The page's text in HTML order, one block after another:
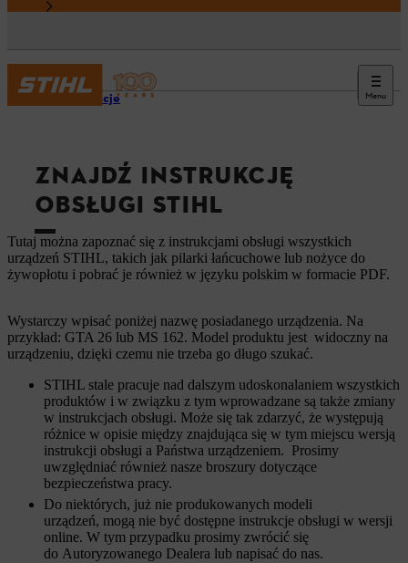
Menu
Informacje
ZNAJDŹ INSTRUKCJĘ
OBSŁUGI STIHL
Tutaj można zapoznać się z instrukcjami obsługi wszystkich
urządzeń STIHL, takich jak pilarki łańcuchowe lub nożyce do
żywopłotu i pobrać je również w języku polskim w formacie PDF.
Wystarczy wpisać poniżej nazwę posiadanego urządzenia. Na
przykład: GTA 26 lub MS 162. Model produktu jest widoczny na
urządzeniu, dzięki czemu nie trzeba go długo szukać.
STIHL stale pracuje nad dalszym udoskonalaniem wszystkich
produktów i w związku z tym wprowadzane są także zmiany
w instrukcjach obsługi. Może się tak zdarzyć, że występują
różnice w opisie między znajdująca się w tym miejscu wersją
instrukcji obsługi a Państwa urządzeniem. Prosimy
uwzględniać również nasze broszury dotyczące
bezpieczeństwa pracy.
Do niektórych, już nie produkowanych modeli
urządzeń, mogą nie być dostępne instrukcje obsługi w wersji
online. W tym przypadku prosimy zwrócić się
do Autoryzowanego Dealera lub napisać do nas.